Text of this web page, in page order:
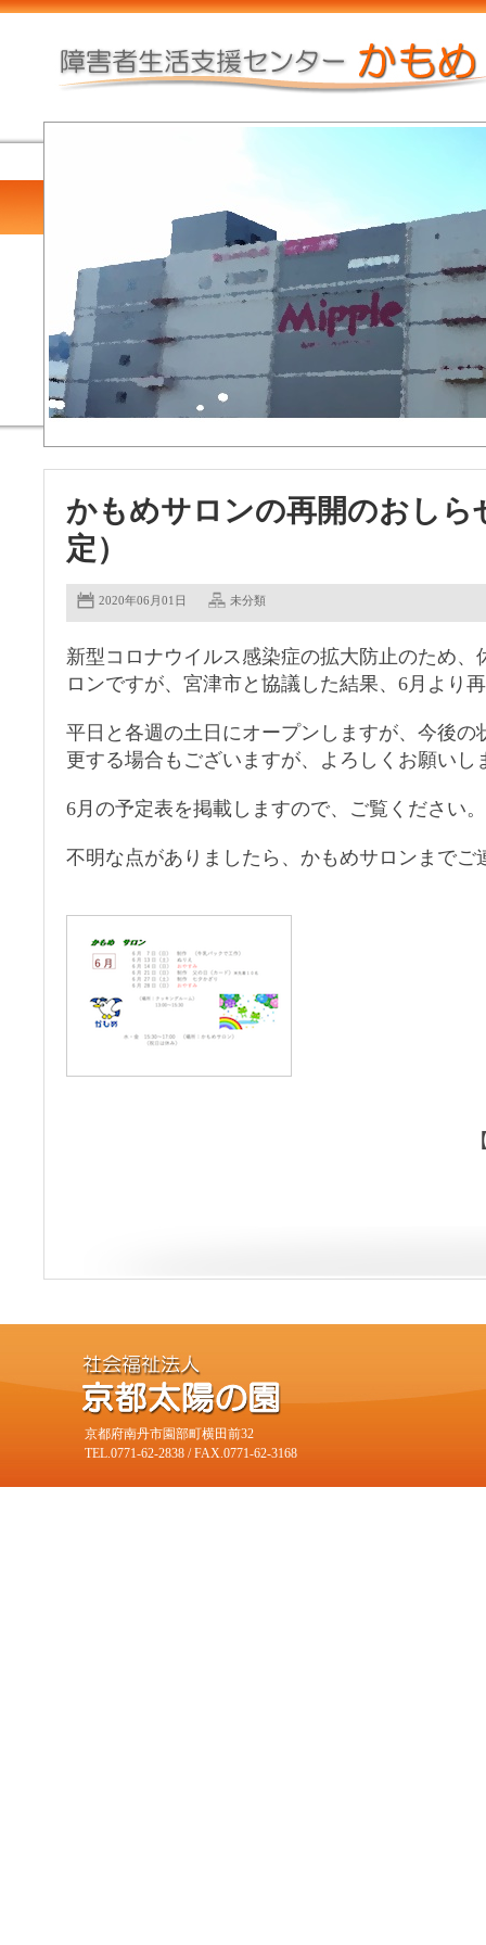
かもめサロンの再開のおしら
定）
2020年06月01日 未分類
新型コロナウイルス感染症の拡大防止のため、
ロンですが、宮津市と協議した結果、6月より
平日と各週の土日にオープンしますが、今後の
更する場合もございますが、よろしくお願いし
6月の予定表を掲載しますので、ご覧ください。
不明な点がありましたら、かもめサロンまでご
京都府南丹市園部町横田前32
TEL.0771-62-2838 / FAX.0771-62-3168